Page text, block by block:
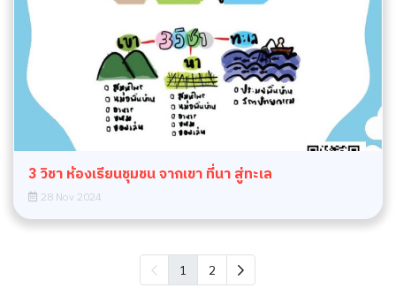
3 วิชา ห้องเรียนชุมชน จากเขา ที่นา สู่ทะเล
28 Nov 2024
1 2